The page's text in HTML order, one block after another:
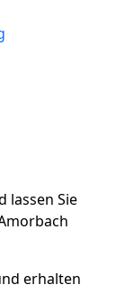
lassen Sie
erhalten